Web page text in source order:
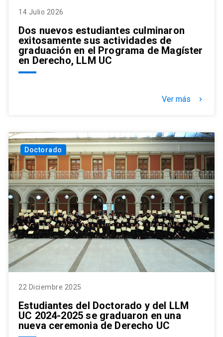
14 Julio 2026
Dos nuevos estudiantes culminaron
exitosamente sus actividades de
graduación en el Programa de Magíster
en Derecho, LLM UC
Ver más keyboard_arrow_right
Doctorado
22 Diciembre 2025
Estudiantes del Doctorado y del LLM
UC 2024-2025 se graduaron en una
nueva ceremonia de Derecho UC